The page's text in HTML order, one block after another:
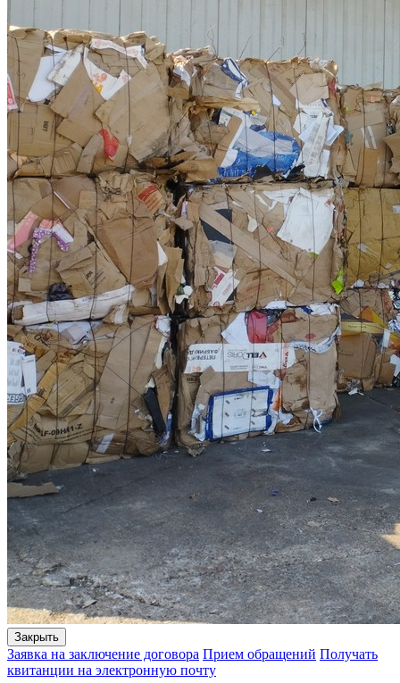
Закрыть
Заявка на заключение договора Прием обращений Получать
квитанции на электронную почту